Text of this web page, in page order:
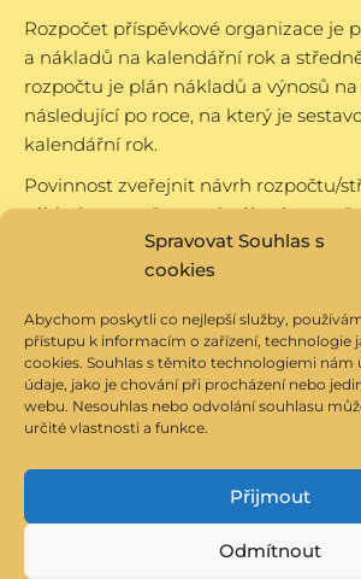
Spravovat Souhlas s
cookies
Abychom poskytli co nejlepší služby,
přístupu k informacím o zařízení, technologie
cookies. Souhlas s těmito technologiemi nám
údaje, jako je chování při procházení nebo
webu. Nesouhlas nebo odvolání souhlasu
určité vlastnosti a funkce.
Přijmout
Odmítnout
Rozpočet příspěvkové organizace je
a nákladů na kalendářní rok a
rozpočtu je plán nákladů a výnosů
následující po roce, na který je
kalendářní rok.
Povinnost zveřejnit návrh rozpočtu/
výhledu rozpočtu a schválený
výhled rozpočtu je zajištěna
internetovýchstránkách zřizovatele
Veškeré fotografie dětí a
domova v Opavě jsou na tomto webu
Web provozuje ve spolupráci s
v Opavě Ondřej Ludvík –